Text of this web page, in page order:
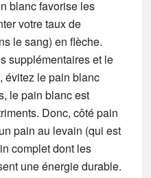
blanc favorise les
votre taux de
le sang) en flèche.
supplémentaires et le
évitez le pain blanc
le pain blanc est
Donc, côté pain
pain au levain (qui est
complet dont les
une énergie durable.